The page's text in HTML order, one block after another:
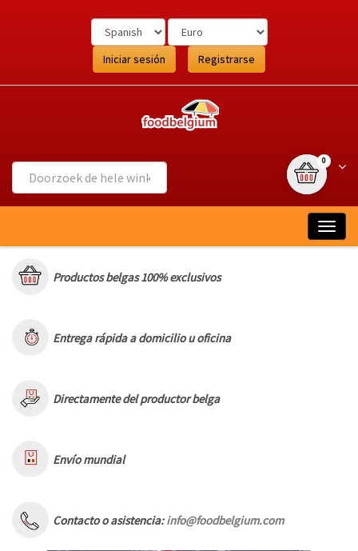
Iniciar sesión Registrarse
0{0}
Productos belgas 100% exclusivos
Entrega rápida a domicilio u oficina
Directamente del productor belga
Envío mundial
Contacto o asistencia:info@foodbelgium.com